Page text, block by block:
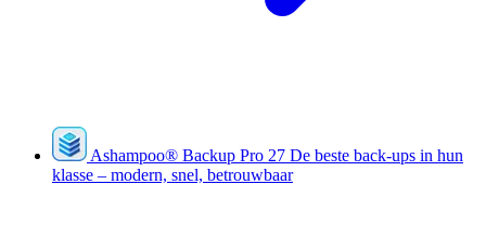
Ashampoo® Backup Pro 27 De beste back-ups in hun
klasse – modern, snel, betrouwbaar